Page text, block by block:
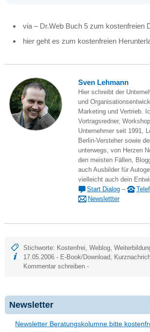
via – Dr.Web Buch 5 zum kostenfreien
hier geht es zum kostenfreien
Sven Lehmann
Hier schreibt der
und
Marketing und Vertrieb.
Vortragsredner,
Unternehmer seit 1991,
Berlin-Versteher sowie
unterwegs, von Herzen
den meisten Fällen,
auch Ausbilder für
vielleicht auch dein
Start Dialog –
Newslettter
Stichworte: Kostenfrei ,Weblog ,
17.05.2006 - E-Book/Download
Kommentar schreiben -
Newsletter
Newsletter Beratungskolumne bitte